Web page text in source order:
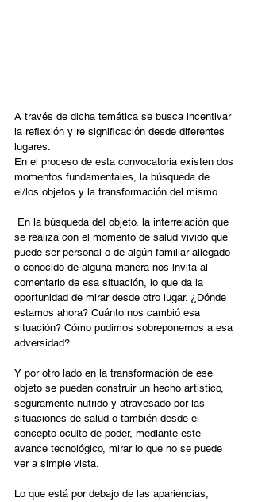
A través de dicha temática se busca incentivar
la reflexión y re significación desde diferentes
lugares.
En el proceso de esta convocatoria existen dos
momentos fundamentales, la búsqueda de
el/los objetos y la transformación del mismo.
se realiza con el momento de salud vivido que
puede ser personal o de algún familiar allegado
o conocido de alguna manera nos invita al
comentario de esa situación, lo que da la
oportunidad de mirar desde otro lugar. ¿Dónde
estamos ahora? Cuánto nos cambió esa
situación? Cómo pudimos sobreponernos a esa
adversidad?
Y por otro lado en la transformación de ese
objeto se pueden construir un hecho artístico,
seguramente nutrido y atravesado por las
situaciones de salud o también desde el
concepto oculto de poder, mediante este
avance tecnológico, mirar lo que no se puede
ver a simple vista.
Lo que está por debajo de las apariencias,